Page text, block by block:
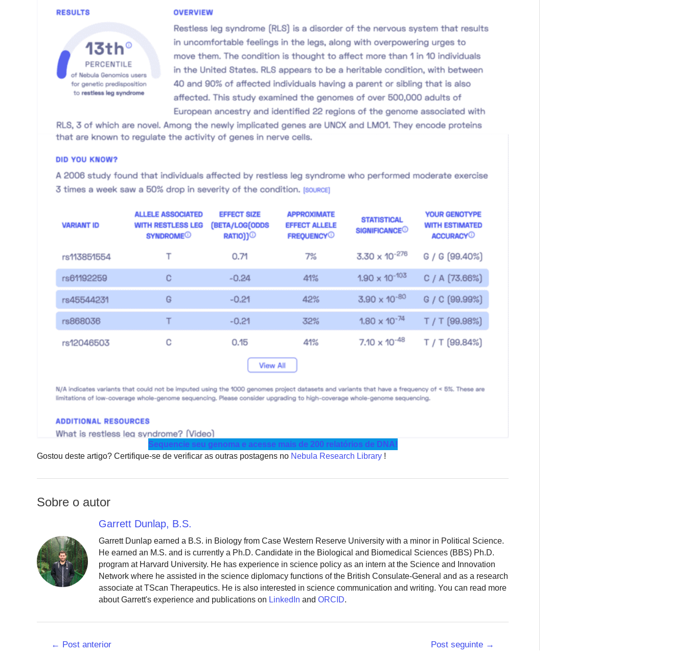
Sequencie seu genoma e acesse mais de 200 relatórios de DNA!
Gostou deste artigo? Certifique-se de verificar as outras postagens no Nebula Research Library !
Sobre o autor
Garrett Dunlap, B.S.
Garrett Dunlap earned a B.S. in Biology from Case Western Reserve University with a minor in Political Science.
He earned an M.S. and is currently a Ph.D. Candidate in the Biological and Biomedical Sciences (BBS) Ph.D.
program at Harvard University. He has experience in science policy as an intern at the Science and Innovation
Network where he assisted in the science diplomacy functions of the British Consulate-General and as a research
associate at TScan Therapeutics. He is also interested in science communication and writing. You can read more
about Garrett's experience and publications on LinkedIn andORCID.
Navegação
← Post anterior Post seguinte →